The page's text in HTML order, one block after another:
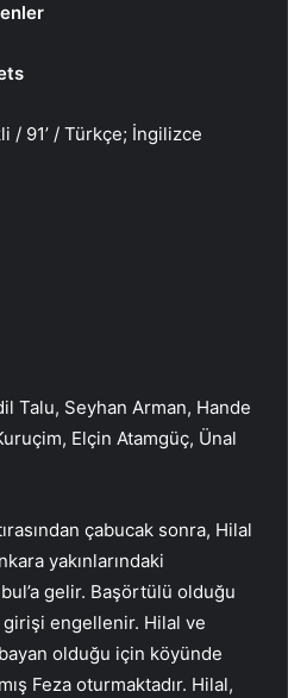
/ 91’ / Türkçe; İngilizce
Talu, Seyhan Arman, Hande
Elçin Atamgüç, Ünal
çabucak sonra, Hilal
yakınlarındaki
gelir. Başörtülü olduğu
girişi engellenir. Hilal ve
bayan olduğu için köyünde
Feza oturmaktadır. Hilal,